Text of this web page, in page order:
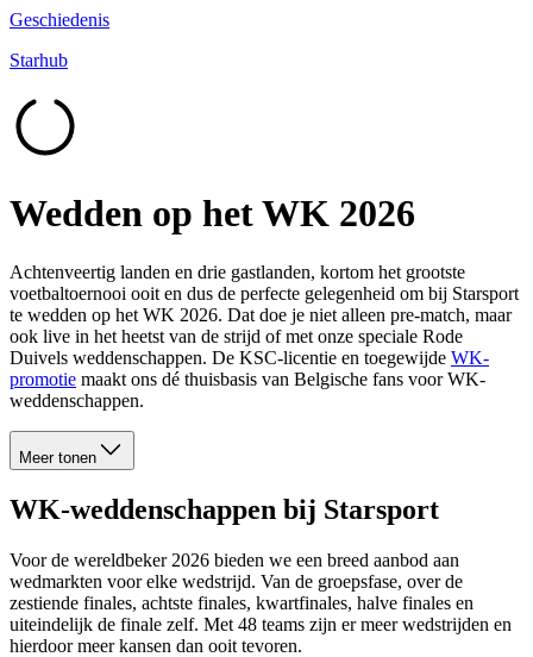
Geschiedenis
Starhub
Wedden op het WK 2026
Achtenveertig landen en drie gastlanden, kortom het grootste
voetbaltoernooi ooit en dus de perfecte gelegenheid om bij Starsport
te wedden op het WK 2026. Dat doe je niet alleen pre-match, maar
ook live in het heetst van de strijd of met onze speciale Rode
Duivels weddenschappen. De KSC-licentie en toegewijde WK-
promotie maakt ons dé thuisbasis van Belgische fans voor WK-
weddenschappen.
Meer tonen
WK-weddenschappen bij Starsport
Voor de wereldbeker 2026 bieden we een breed aanbod aan
wedmarkten voor elke wedstrijd. Van de groepsfase, over de
zestiende finales, achtste finales, kwartfinales, halve finales en
uiteindelijk de finale zelf. Met 48 teams zijn er meer wedstrijden en
hierdoor meer kansen dan ooit tevoren.